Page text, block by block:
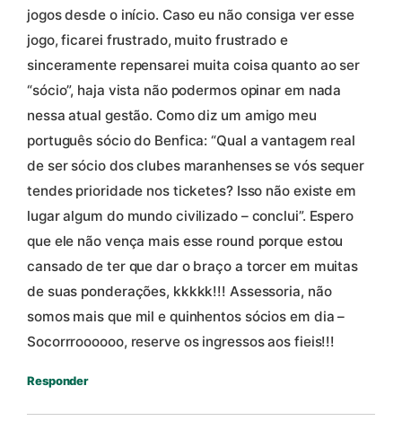
jogos desde o início. Caso eu não consiga ver esse
jogo, ficarei frustrado, muito frustrado e
sinceramente repensarei muita coisa quanto ao ser
“sócio”, haja vista não podermos opinar em nada
nessa atual gestão. Como diz um amigo meu
português sócio do Benfica: “Qual a vantagem real
de ser sócio dos clubes maranhenses se vós sequer
tendes prioridade nos ticketes? Isso não existe em
lugar algum do mundo civilizado – conclui”. Espero
que ele não vença mais esse round porque estou
cansado de ter que dar o braço a torcer em muitas
de suas ponderações, kkkkk!!! Assessoria, não
somos mais que mil e quinhentos sócios em dia –
Socorrroooooo, reserve os ingressos aos fieis!!!
Responder